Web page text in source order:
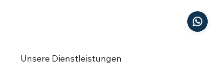
Unsere Dienstleistungen